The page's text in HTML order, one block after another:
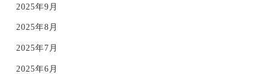
2025年9月
2025年8月
2025年7月
2025年6月